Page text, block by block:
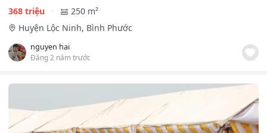
368 triệu
250 m²
Huyện Lộc Ninh, Bình Phước
nguyen hai
Đăng 2 năm trước